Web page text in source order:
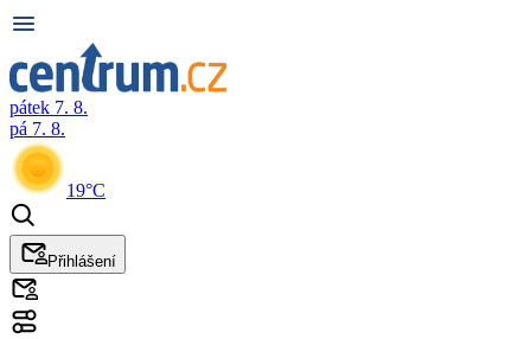
pátek 7. 8.
pá 7. 8.
19°C
Přihlášení